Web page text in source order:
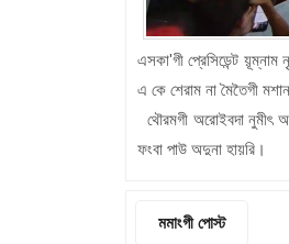
এসকা'গী প্রেসিডেন্ট
এ কে শেরাম না মৈতৈগী
থৌরমগী অরোইবদা নুমীৎ
ফংবা পাউ অদুনা হায়রি।
মমাংগী পোস্ট